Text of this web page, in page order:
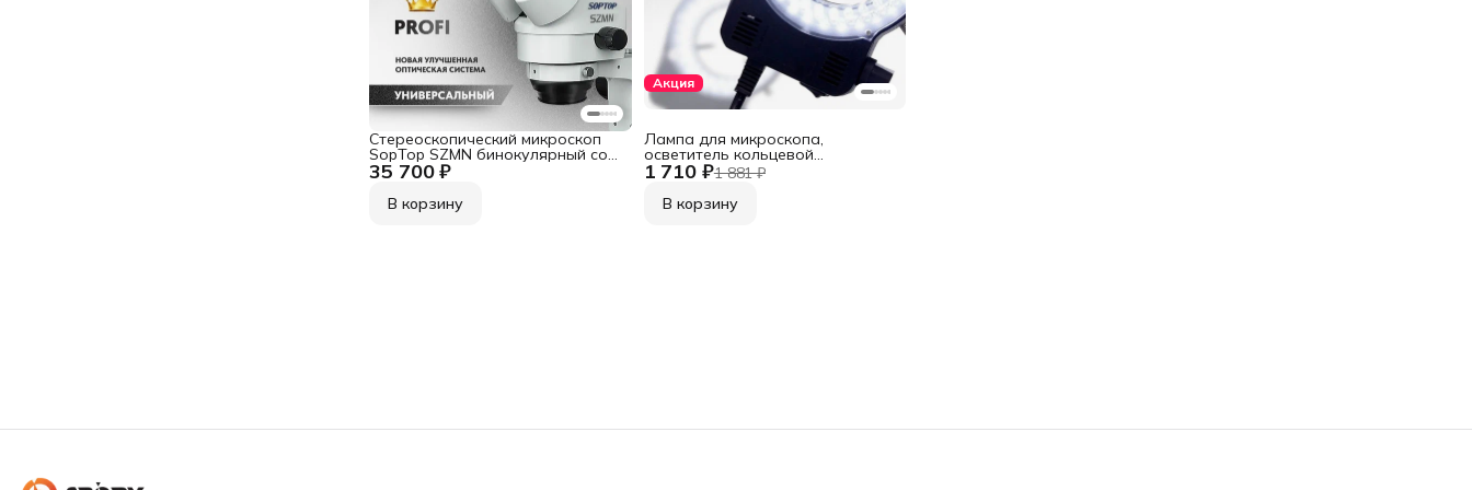
35 700 ₽
Стереоскопический микроскоп
SopTop SZMN бинокулярный со
стойкой
В корзину
Акция
1 710 ₽1 881 ₽
Лампа для микроскопа,
осветитель кольцевой
светодиодный с регулировкой
яркости WR63HW - LED-56
В корзину